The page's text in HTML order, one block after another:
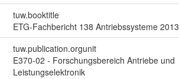
tuw.booktitle
ETG-Fachbericht 138 Antriebssysteme 2013
tuw.publication.orgunit
E370-02 - Forschungsbereich Antriebe und
Leistungselektronik